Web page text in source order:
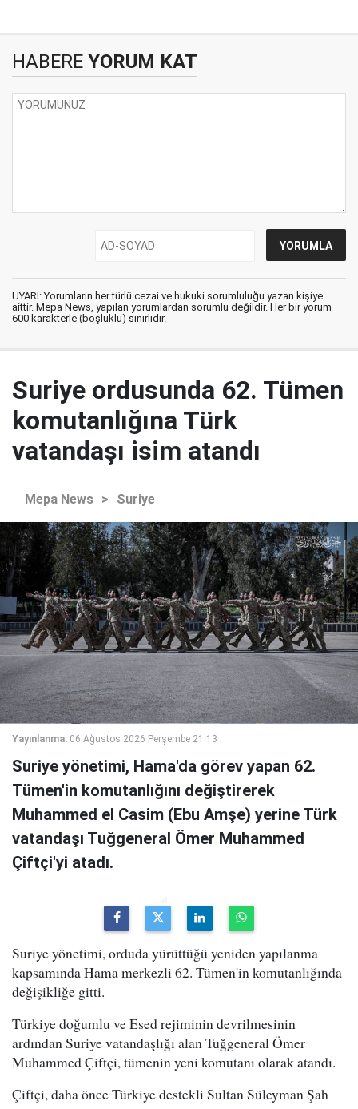
HABERE YORUM KAT
UYARI: Yorumların her türlü cezai ve hukuki sorumluluğu yazan kişiye
aittir. Mepa News, yapılan yorumlardan sorumlu değildir. Her bir yorum
600 karakterle (boşluklu) sınırlıdır.
Suriye ordusunda 62. Tümen
komutanlığına Türk
vatandaşı isim atandı
Mepa News > Suriye
Yayınlanma: 06 Ağustos 2026 Perşembe 21:13
Suriye yönetimi, Hama'da görev yapan 62.
Tümen'in komutanlığını değiştirerek
Muhammed el Casim (Ebu Amşe) yerine Türk
vatandaşı Tuğgeneral Ömer Muhammed
Çiftçi'yi atadı.
Suriye yönetimi, orduda yürüttüğü yeniden yapılanma
kapsamında Hama merkezli 62. Tümen'in komutanlığında
değişikliğe gitti.
Türkiye doğumlu ve Esed rejiminin devrilmesinin
ardından Suriye vatandaşlığı alan Tuğgeneral Ömer
Muhammed Çiftçi, tümenin yeni komutanı olarak atandı.
Çiftçi, daha önce Türkiye destekli Sultan Süleyman Şah